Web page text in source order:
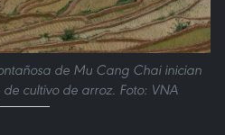
de Mu Cang Chai inician
cultivo de arroz. Foto: VNA